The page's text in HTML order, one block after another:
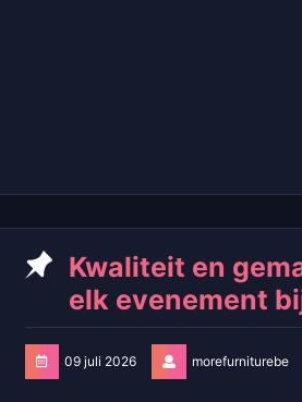
Kwaliteit en
elk evenement
09 juli 2026 morefurniturebe